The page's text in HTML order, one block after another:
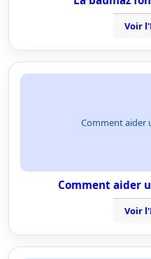
Voir
Comment aider
Comment aider
Voir